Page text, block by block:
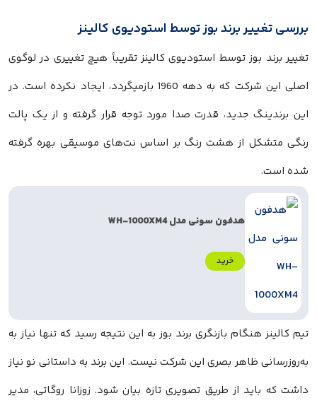
بررسی تغییر برند بوز توسط استودیوی کالینز
تغییر برند بوز توسط استودیوی کالینز تقریباً هیچ تغییری در لوگوی
اصلی این شرکت که به دهه 1960 بازمیگردد، ایجاد نکرده است. در
این برندینگ جدید، قدرت صدا مورد توجه قرار گرفته و از یک پالت
رنگی متشکل از هشت رنگ بر اساس نت‌های موسیقی بهره گرفته
شده است.
هدفون سونی مدل WH-1000XM4
خرید
تیم کالینز هنگام بازنگری برند بوز به این نتیجه رسید که تنها نیاز به
به‌روزرسانی ظاهر بصری این شرکت نیست. این برند به داستانی نو نیاز
داشت که باید از طریق تصویری تازه بیان شود. زوزانا روگاتی، مدیر